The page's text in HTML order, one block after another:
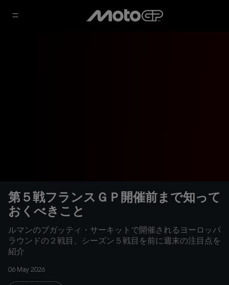
第５戦フランスＧＰ開催前まで知って
おくべきこと
ルマンのブガッティ・サーキットで開催されるヨーロッパ
ラウンドの２戦目、シーズン５戦目を前に週末の注目点を
紹介
06 May 2026